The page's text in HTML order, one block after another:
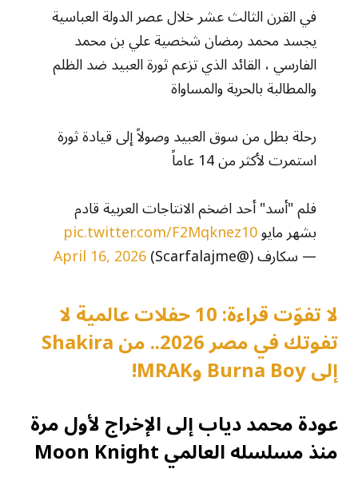
في القرن الثالث عشر خلال عصر الدولة العباسية
يجسد محمد رمضان شخصية علي بن محمد
الفارسي ، القائد الذي تزعم ثورة العبيد ضد الظلم
والمطالبة بالحرية والمساواة
رحلة بطل من سوق العبيد وصولاً إلى قيادة ثورة
استمرت لأكثر من 14 عاماً
فلم "أسد" أحد اضخم الانتاجات العربية قادم
بشهر مايوpic.twitter.com/F2Mqknez10
— سكارف (@Scarfalajme) April 16, 2026
لا تفوّت قراءة: 10 حفلات عالمية لا
تفوتك في مصر 2026.. من Shakira
إلى Burna Boy وMRAK!
عودة محمد دياب إلى الإخراج لأول مرة
منذ مسلسله العالمي Moon Knight